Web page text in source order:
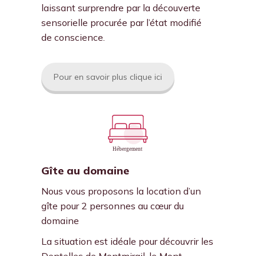
laissant surprendre par la découverte
sensorielle procurée par l’état modifié
de conscience.
Pour en savoir plus clique ici
Gîte au domaine
Nous vous proposons la location d’un
gîte pour 2 personnes au cœur du
domaine
La situation est idéale pour découvrir les